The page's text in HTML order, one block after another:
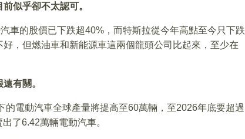
似乎卻不太認可。
車的股價已下跌超40%，而特斯拉從今年高點至今只下跌
，但燃油車和新能源車這兩個龍頭公司比起來，至少在
有關。
電動汽車全球產量將提高至60萬輛，至2026年底要超過
了6.42萬輛電動汽車。